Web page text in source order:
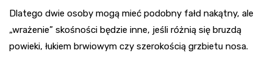
Dlatego dwie osoby mogą mieć podobny fałd nakątny, ale
„wrażenie” skośności będzie inne, jeśli różnią się bruzdą
powieki, łukiem brwiowym czy szerokością grzbietu nosa.